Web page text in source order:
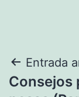
Entrada
Consejos